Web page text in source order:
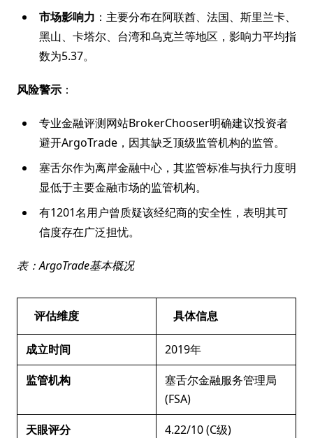
市场影响力 ：主要分布在阿联酋、法国、斯里兰卡、
黑山、卡塔尔、台湾和乌克兰等地区，影响力平均指
数为5.37。
风险警示 ：
专业金融评测网站BrokerChooser明确建议投资者
避开ArgoTrade，因其缺乏顶级监管机构的监管。
塞舌尔作为离岸金融中心，其监管标准与执行力度明
显低于主要金融市场的监管机构。
有1201名用户曾质疑该经纪商的安全性，表明其可
信度存在广泛担忧。
表：ArgoTrade基本概况
评估维度 具体信息
成立时间
2019年
监管机构
塞舌尔金融服务管理局
(FSA)
天眼评分
4.22/10 (C级)